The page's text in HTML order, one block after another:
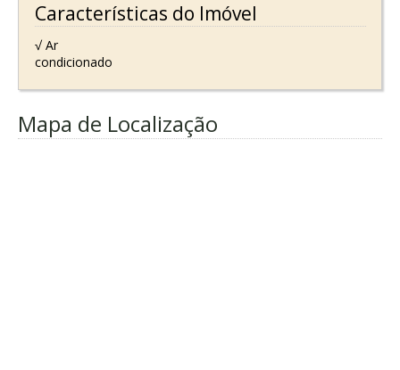
Características do Imóvel
√ Ar
condicionado
Mapa de Localização